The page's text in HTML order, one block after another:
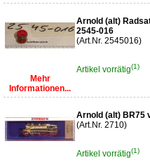
Mehr
Informationen...
Arnold (alt)
2545-016
(Art.Nr. 2545016)
Artikel vorrätig(1)
Arnold (alt) BR75
(Art.Nr. 2710)
Artikel vorrätig(1)